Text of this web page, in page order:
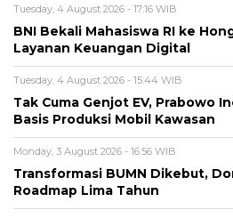
Tuesday, 4 August 2026 - 17:16 WIB
BNI Bekali Mahasiswa RI ke
Layanan Keuangan Digital
Tuesday, 4 August 2026 - 15:44 WIB
Tak Cuma Genjot EV, Prabowo
Basis Produksi Mobil Kawasan
Monday, 3 August 2026 - 16:56 WIB
Transformasi BUMN Dikebut,
Roadmap Lima Tahun